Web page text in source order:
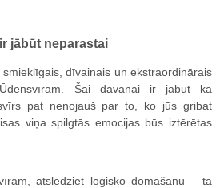
jābūt neparastai
dīvainais un ekstraordinārais
Šai dāvanai ir jābūt kā
pat nenojauš par to, ko jūs gribat
viņa spilgtās emocijas būs iztērētas
atslēdziet loģisko domāšanu – tā